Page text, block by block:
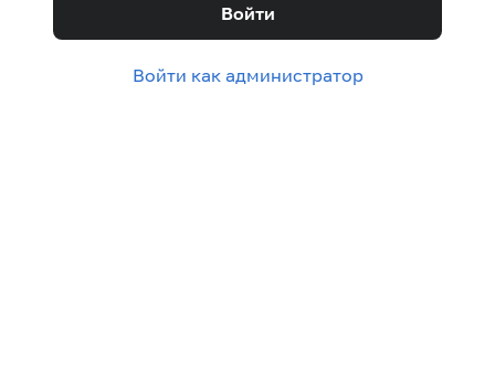
Войти
Войти как администратор